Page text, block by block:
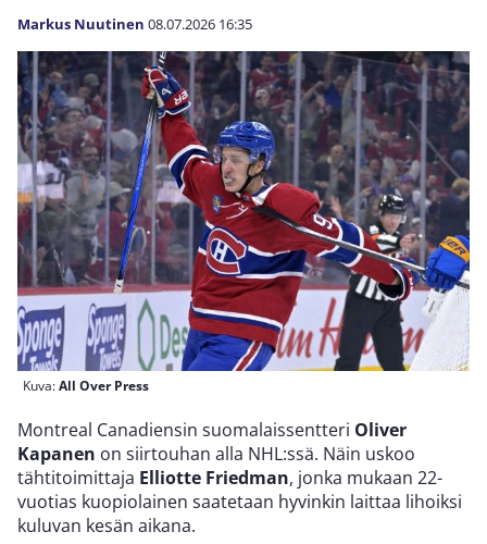
Markus Nuutinen 08.07.2026 16:35
Kuva:All Over Press
Montreal Canadiensin suomalaissentteri Oliver
Kapanen on siirtouhan alla NHL:ssä. Näin uskoo
tähtitoimittaja Elliotte Friedman, jonka mukaan 22-
vuotias kuopiolainen saatetaan hyvinkin laittaa lihoiksi
kuluvan kesän aikana.